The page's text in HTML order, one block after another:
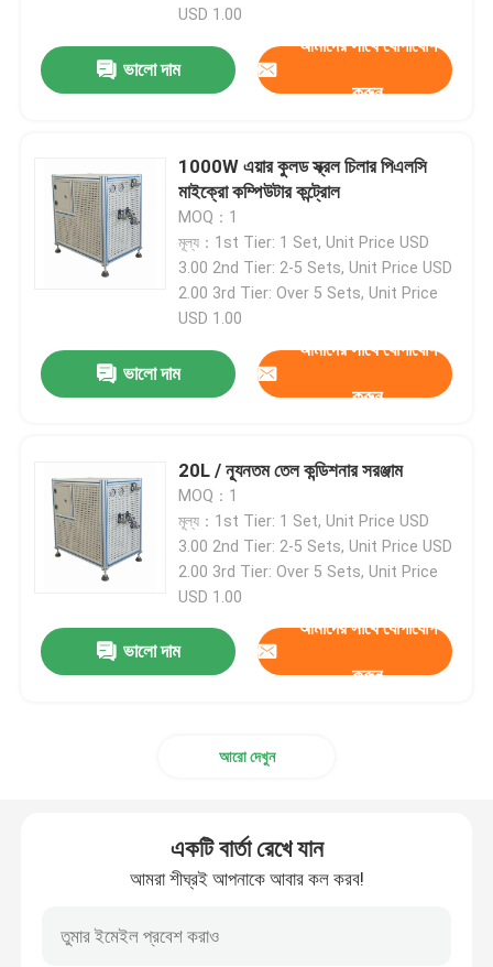
পণ্য
কারখানা ভ্রমণ
যোগাযোগ করুন
USD 1.00
ভালো দাম
আমাদের সাথে যোগাযোগ
করুন
1000W এয়ার কুলড স্ক্রল চিলার পিএলসি
মাইক্রো কম্পিউটার কন্ট্রোল
MOQ：1
মূল্য：1st Tier: 1 Set, Unit Price USD
3.00 2nd Tier: 2-5 Sets, Unit Price USD
2.00 3rd Tier: Over 5 Sets, Unit Price
USD 1.00
ভালো দাম
আমাদের সাথে যোগাযোগ
করুন
20L / ন্যূনতম তেল কন্ডিশনার সরঞ্জাম
MOQ：1
মূল্য：1st Tier: 1 Set, Unit Price USD
3.00 2nd Tier: 2-5 Sets, Unit Price USD
2.00 3rd Tier: Over 5 Sets, Unit Price
USD 1.00
ভালো দাম
আমাদের সাথে যোগাযোগ
করুন
আরো দেখুন
একটি বার্তা রেখে যান
আমরা শীঘ্রই আপনাকে আবার কল করব!